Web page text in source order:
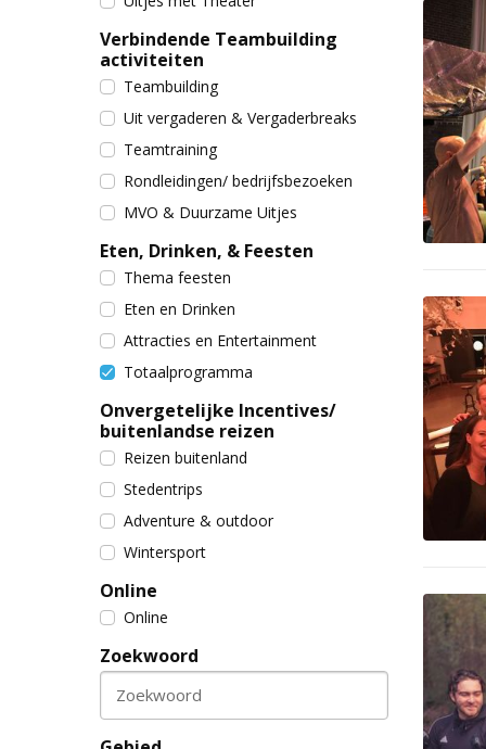
Verbindende Teambuilding
activiteiten
Teambuilding
Uit vergaderen & Vergaderbreaks
Teamtraining
Rondleidingen/ bedrijfsbezoeken
MVO & Duurzame Uitjes
Eten, Drinken, & Feesten
Thema feesten
Eten en Drinken
Attracties en Entertainment
Totaalprogramma
Onvergetelijke Incentives/
buitenlandse reizen
Reizen buitenland
Stedentrips
Adventure & outdoor
Wintersport
Online
Online
Zoekwoord
Zoekwoord